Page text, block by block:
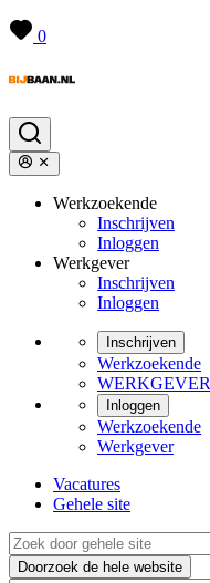
0
Werkzoekende
Inschrijven
Inloggen
Werkgever
Inschrijven
Inloggen
Inschrijven
Werkzoekende
WERKGEVER
Inloggen
Werkzoekende
Werkgever
Vacatures
Gehele site